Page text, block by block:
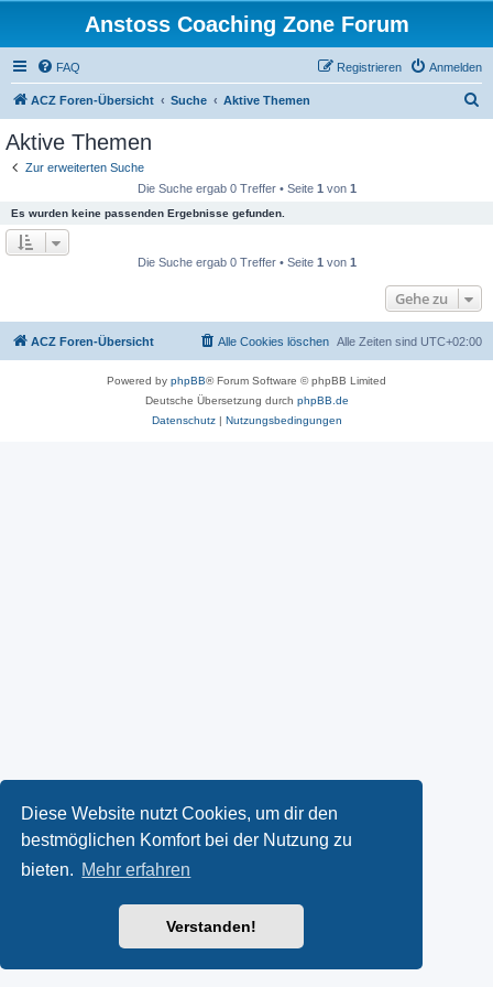
Diese Website nutzt Cookies, um dir den
bestmöglichen Komfort bei der Nutzung zu
bieten. Mehr erfahren
Verstanden!
Anstoss Coaching Zone Forum
FAQ Anmelden
Registrieren
ACZ Foren-Übersicht Suche Aktive Themen
Aktive Themen
Zur erweiterten Suche
Die Suche ergab 0 Treffer • Seite 1 von 1
Es wurden keine passenden Ergebnisse gefunden.
Die Suche ergab 0 Treffer • Seite 1 von 1
Gehe zu
ACZ Foren-Übersicht Alle Zeiten sind UTC+02:00
Alle Cookies löschen
Powered by phpBB® Forum Software © phpBB Limited
Deutsche Übersetzung durch phpBB.de
Datenschutz| Nutzungsbedingungen